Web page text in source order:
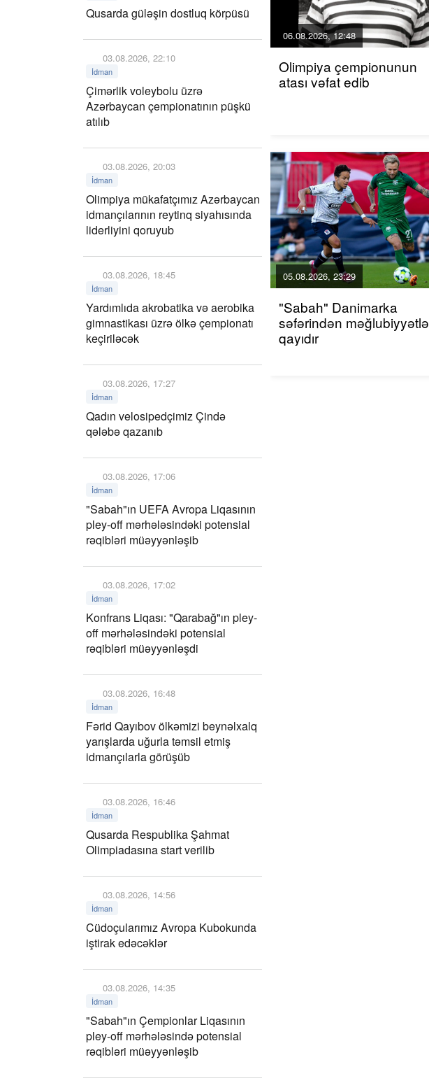
Qusarda güləşin dostluq körpüsü
03.08.2026, 22:10
İdman
Çimərlik voleybolu üzrə
Azərbaycan çempionatının püşkü
atılıb
03.08.2026, 20:03
İdman
Olimpiya mükafatçımız Azərbaycan
idmançılarının reytinq siyahısında
liderliyini qoruyub
03.08.2026, 18:45
İdman
Yardımlıda akrobatika və aerobika
gimnastikası üzrə ölkə çempionatı
keçiriləcək
03.08.2026, 17:27
İdman
Qadın velosipedçimiz Çində
qələbə qazanıb
03.08.2026, 17:06
İdman
"Sabah"ın UEFA Avropa Liqasının
pley-off mərhələsindəki potensial
rəqibləri müəyyənləşib
03.08.2026, 17:02
İdman
Konfrans Liqası: "Qarabağ"ın pley-
off mərhələsindəki potensial
rəqibləri müəyyənləşdi
03.08.2026, 16:48
İdman
Fərid Qayıbov ölkəmizi beynəlxalq
yarışlarda uğurla təmsil etmiş
idmançılarla görüşüb
03.08.2026, 16:46
İdman
Qusarda Respublika Şahmat
Olimpiadasına start verilib
03.08.2026, 14:56
İdman
Cüdoçularımız Avropa Kubokunda
iştirak edəcəklər
03.08.2026, 14:35
İdman
"Sabah"ın Çempionlar Liqasının
pley-off mərhələsində potensial
rəqibləri müəyyənləşib
06.08.2026, 12:48
Olimpiya çempionunun
atası vəfat edib
05.08.2026, 23:29
"Sabah" Danimarka
səfərindən məğlubiyyətlə
qayıdır